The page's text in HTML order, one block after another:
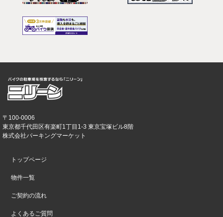
〒100-0006
東京都千代田区有楽町1丁目1-3 東京宝塚ビル8階
株式会社パーキングマーケット
トップページ
物件一覧
ご契約の流れ
よくあるご質問